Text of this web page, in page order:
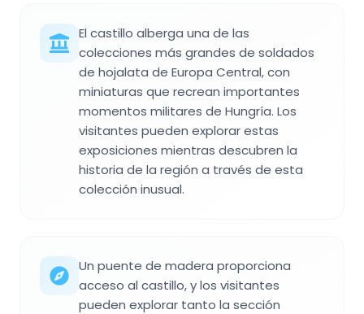
El castillo alberga una de las
colecciones más grandes de soldados
de hojalata de Europa Central, con
miniaturas que recrean importantes
momentos militares de Hungría. Los
visitantes pueden explorar estas
exposiciones mientras descubren la
historia de la región a través de esta
colección inusual.
Un puente de madera proporciona
acceso al castillo, y los visitantes
pueden explorar tanto la sección